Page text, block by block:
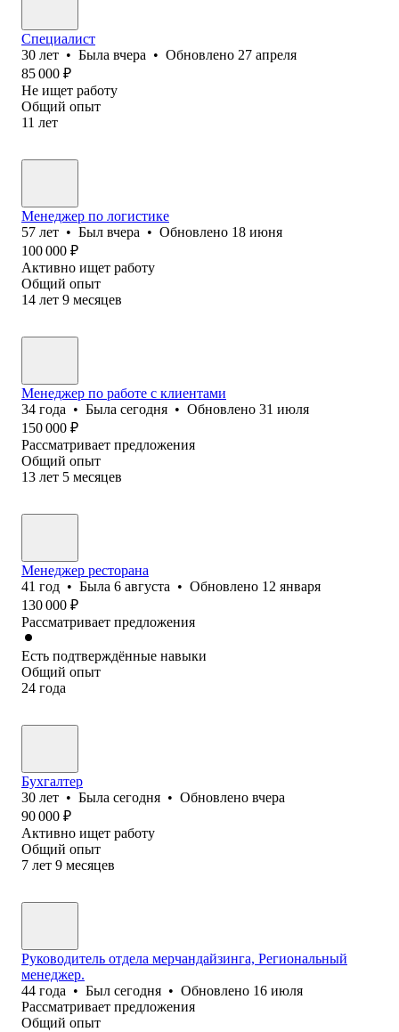
Специалист
30 лет • Была вчера • Обновлено 27 апреля
85 000 ₽
Не ищет работу
Общий опыт
11 лет
Менеджер по логистике
57 лет • Был вчера • Обновлено 18 июня
100 000 ₽
Активно ищет работу
Общий опыт
14 лет 9 месяцев
Менеджер по работе с клиентами
34 года • Была сегодня • Обновлено 31 июля
150 000 ₽
Рассматривает предложения
Общий опыт
13 лет 5 месяцев
Менеджер ресторана
41 год • Была 6 августа • Обновлено 12 января
130 000 ₽
Рассматривает предложения
Есть подтверждённые навыки
Общий опыт
24 года
Бухгалтер
30 лет • Была сегодня • Обновлено вчера
90 000 ₽
Активно ищет работу
Общий опыт
7 лет 9 месяцев
Руководитель отдела мерчандайзинга, Региональный
менеджер.
44 года • Был сегодня • Обновлено 16 июля
Рассматривает предложения
Общий опыт